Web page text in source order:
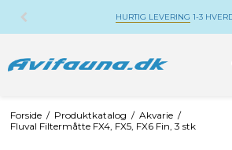
HURTIG LEVERING 1-3
Forside / Produktkatalog / Akvarie /
Fluval Filtermåtte FX4, FX5, FX6 Fin, 3 stk